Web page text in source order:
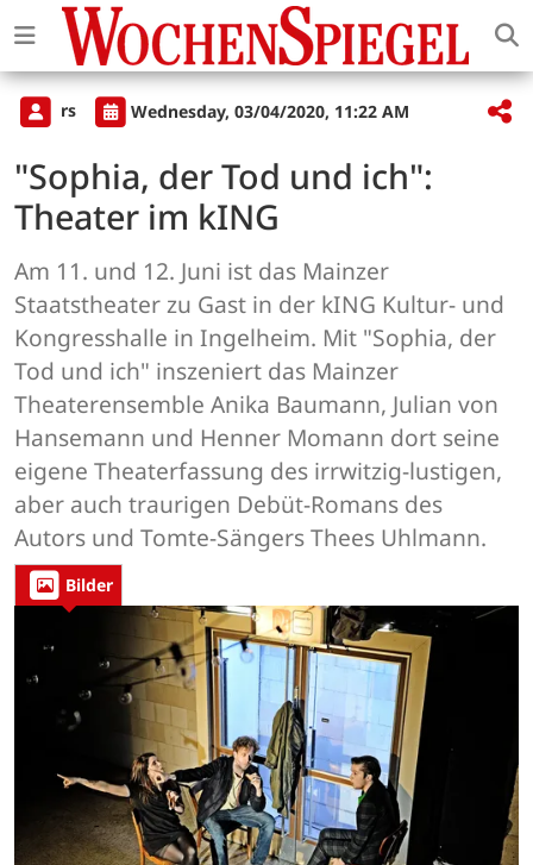
rs Wednesday, 03/04/2020, 11:22 AM
"Sophia, der Tod und ich":
Theater im kING
Am 11. und 12. Juni ist das Mainzer
Staatstheater zu Gast in der kING Kultur- und
Kongresshalle in Ingelheim. Mit "Sophia, der
Tod und ich" inszeniert das Mainzer
Theaterensemble Anika Baumann, Julian von
Hansemann und Henner Momann dort seine
eigene Theaterfassung des irrwitzig-lustigen,
aber auch traurigen Debüt-Romans des
Autors und Tomte-Sängers Thees Uhlmann.
Bilder